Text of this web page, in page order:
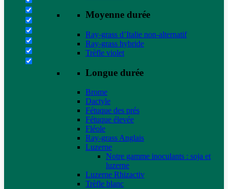
Moyenne durée
Ray-grass d’Italie non-alternatif
Ray-grass hybride
Trèfle violet
Longue durée
Brome
Dactyle
Fétuque des prés
Fétuque élevée
Fléole
Ray-grass Anglais
Luzerne
Notre gamme inoculants : soja et
luzerne
Luzerne Rhizactiv
Trèfle blanc